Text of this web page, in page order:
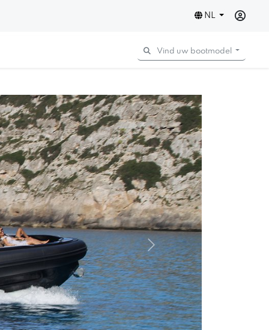
NL
Vind uw bootmodel
Next